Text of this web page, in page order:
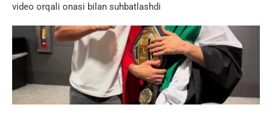
video orqali onasi bilan suhbatlashdi